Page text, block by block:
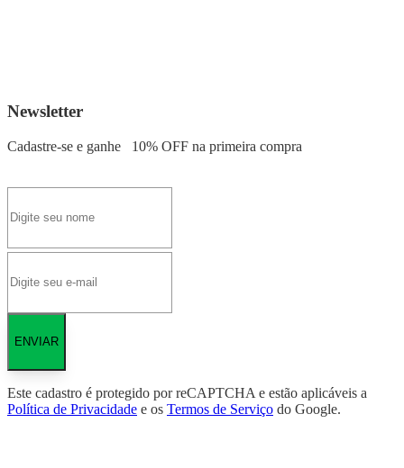
Newsletter
Cadastre-se e ganhe 10% OFF na primeira compra
ENVIAR
Este cadastro é protegido por reCAPTCHA e estão aplicáveis a
Política de Privacidade e os Termos de Serviço do Google.